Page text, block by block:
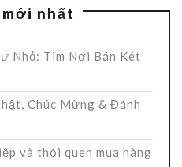
nhất
Nhỏ: Tìm Nơi Bán Két
Chúc Mừng & Đánh
và thói quen mua hàng